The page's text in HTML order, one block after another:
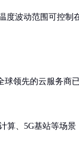
度波动范围可控制
球领先的云服务商
算、5G基站等场景